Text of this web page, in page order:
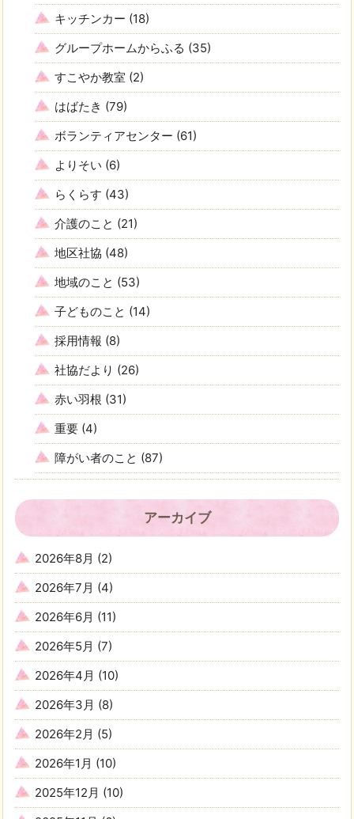
キッチンカー (18)
グループホームからふる (35)
すこやか教室 (2)
はばたき (79)
ボランティアセンター (61)
よりそい (6)
らくらす (43)
介護のこと (21)
地区社協 (48)
地域のこと (53)
子どものこと (14)
採用情報 (8)
社協だより (26)
赤い羽根 (31)
重要 (4)
障がい者のこと (87)
アーカイブ
2026年8月 (2)
2026年7月 (4)
2026年6月 (11)
2026年5月 (7)
2026年4月 (10)
2026年3月 (8)
2026年2月 (5)
2026年1月 (10)
2025年12月 (10)